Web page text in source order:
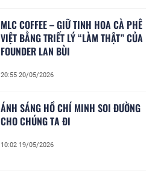
MLC COFFEE – GIỮ TINH HOA CÀ PHÊ
VIỆT BẰNG TRIẾT LÝ “LÀM THẬT” CỦA
FOUNDER LAN BÙI
20:55 20/05/2026
ÁNH SÁNG HỒ CHÍ MINH SOI ĐƯỜNG
CHO CHÚNG TA ĐI
10:02 19/05/2026